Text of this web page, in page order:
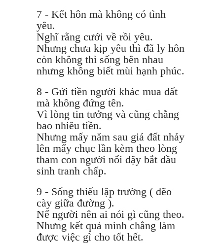
7 - Kết hôn mà không có tình
yêu.
Nghĩ rằng cưới về rồi yêu.
Nhưng chưa kịp yêu thì đã ly hôn
còn không thì sống bên nhau
nhưng không biết mùi hạnh phúc.
8 - Gửi tiền người khác mua đất
mà không đứng tên.
Vì lòng tin tưởng và cũng chẳng
bao nhiêu tiền.
Nhưng mấy năm sau giá đất nhảy
lên mấy chục lần kèm theo lòng
tham con người nổi dậy bắt đầu
sinh tranh chấp.
9 - Sống thiếu lập trường ( đẽo
cày giữa đường ).
Nể người nên ai nói gì cũng theo.
Nhưng kết quả mình chẳng làm
được việc gì cho tốt hết.